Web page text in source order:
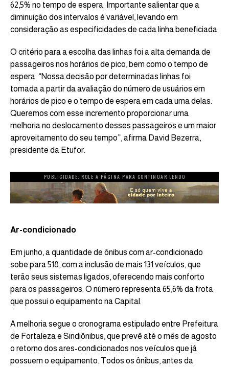
62,5% no tempo de espera. Importante salientar que a
diminuição dos intervalos é variável, levando em
consideração as especificidades de cada linha beneficiada.
O critério para a escolha das linhas foi a alta demanda de
passageiros nos horários de pico, bem como o tempo de
espera. “Nossa decisão por determinadas linhas foi
tomada a partir da avaliação do número de usuários em
horários de pico e o tempo de espera em cada uma delas.
Queremos com esse incremento proporcionar uma
melhoria no deslocamento desses passageiros e um maior
aproveitamento do seu tempo”, afirma David Bezerra,
presidente da Etufor.
PUBLICIDADE. ROLE A PÁGINA PARA CONTINUAR LENDO
Ar-condicionado
Em junho, a quantidade de ônibus com ar-condicionado
sobe para 518, com a inclusão de mais 131 veículos, que
terão seus sistemas ligados, oferecendo mais conforto
para os passageiros. O número representa 65,6% da frota
que possui o equipamento na Capital.
A melhoria segue o cronograma estipulado entre Prefeitura
de Fortaleza e Sindiônibus, que prevê até o mês de agosto
o retorno dos ares-condicionados nos veículos que já
possuem o equipamento. Todos os ônibus, antes da